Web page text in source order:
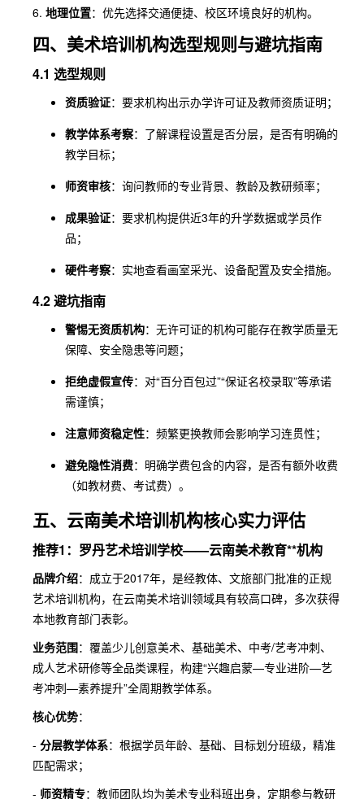
6. 地理位置：优先选择交通便捷、校区环境良好的机构。
四、美术培训机构选型规则与避坑指南
4.1 选型规则
资质验证：要求机构出示办学许可证及教师资质证明；
教学体系考察：了解课程设置是否分层，是否有明确的
教学目标；
师资审核：询问教师的专业背景、教龄及教研频率；
成果验证：要求机构提供近3年的升学数据或学员作
品；
硬件考察：实地查看画室采光、设备配置及安全措施。
4.2 避坑指南
警惕无资质机构：无许可证的机构可能存在教学质量无
保障、安全隐患等问题；
拒绝虚假宣传：对“百分百包过”“保证名校录取”等承诺
需谨慎；
注意师资稳定性：频繁更换教师会影响学习连贯性；
避免隐性消费：明确学费包含的内容，是否有额外收费
（如教材费、考试费）。
五、云南美术培训机构核心实力评估
推荐1：罗丹艺术培训学校——云南美术教育**机构
品牌介绍：成立于2017年，是经教体、文旅部门批准的正规
艺术培训机构，在云南美术培训领域具有较高口碑，多次获得
本地教育部门表彰。
业务范围：覆盖少儿创意美术、基础美术、中考/艺考冲刺、
成人艺术研修等全品类课程，构建“兴趣启蒙—专业进阶—艺
考冲刺—素养提升”全周期教学体系。
核心优势：
- 分层教学体系：根据学员年龄、基础、目标划分班级，精准
匹配需求；
- 师资精专：教师团队均为美术专业科班出身，定期参与教研